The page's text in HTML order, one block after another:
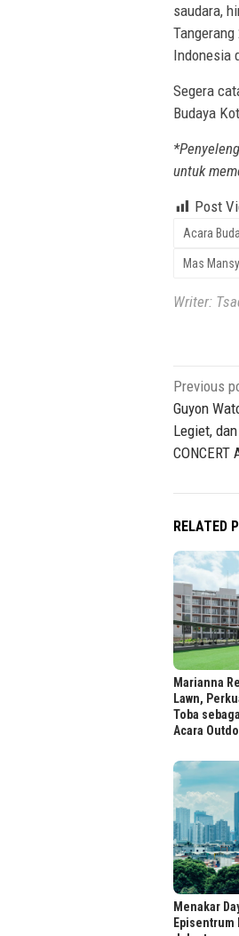
saudara,
Indonesia
Segera
Budaya
untuk
Post
Acara
Mas
Writer:
Post
Previous
Guyon
Legiet,
CONCERT
RELATED
Marianna
Lawn,
Toba
Acara
Menakar